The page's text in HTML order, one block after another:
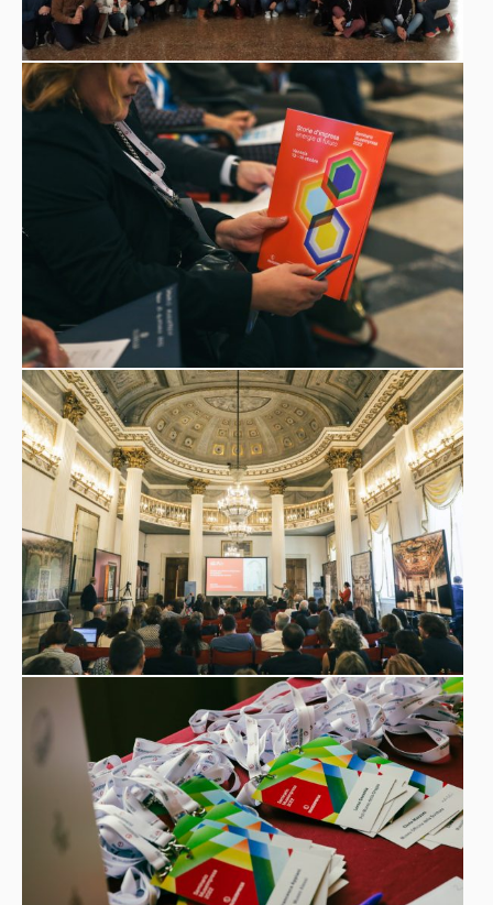
Presidente dei Musei Civici di Venezia, il Presidente di
Museimpresa,Antonio Calabrò.
“Viviamo momenti drammatici, di crisi e incertezza, tra
venti di guerra, shock energetici, inflazione e recessione,
con pesanti ricadute su sicurezza, lavoro, redditi e
prospettive di sviluppo. Le imprese stanno ridiscutendo,
sotto stress, progetti di investimento e relazioni
ha dichiaratoAntonio Calabrò, Presidente di
Museimpresa.“Ma proprio in un contesto così difficile, è
necessario rafforzare gli asset della competitività
internazionale: l’originale “cultura politecnica” sintesi di
saperi umanistici e conoscenze scientifiche e
tecnologiche, una storia orientata al futuro, una forte
tendenza alla qualità. I musei e gli archivi di impresa sono
dunque leve strategiche fondamentali, per navigare nella
crisi e costruire progetti di crescita. La loro valorizzazione
incide positivamente su brand, orgoglio identitario dei
dipendenti, attività di marketing e comunicazione,
relazioni con i mercati. E, più in generale, rafforza il
prestigio del “made in Italy” nel mondo.”
Sono intervenuti durante il Convegno della mattina:
“La scommessa dell’innovazione: ascesa e declino delle
città marinare”
Antonio CalabròPresidente Museimpresa dialoga con
Marco DoriaUniversità di Genova, Presidente
Italiana degli Storici Economici